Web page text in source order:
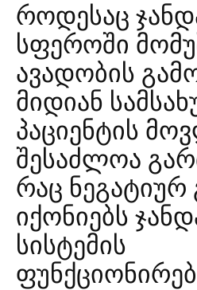
როდესაც
სფეროში
ავადობის
მიდიან
პაციენტის
შესაძლოა
რაც ნეგატიურ
იქონიებს
სისტემის